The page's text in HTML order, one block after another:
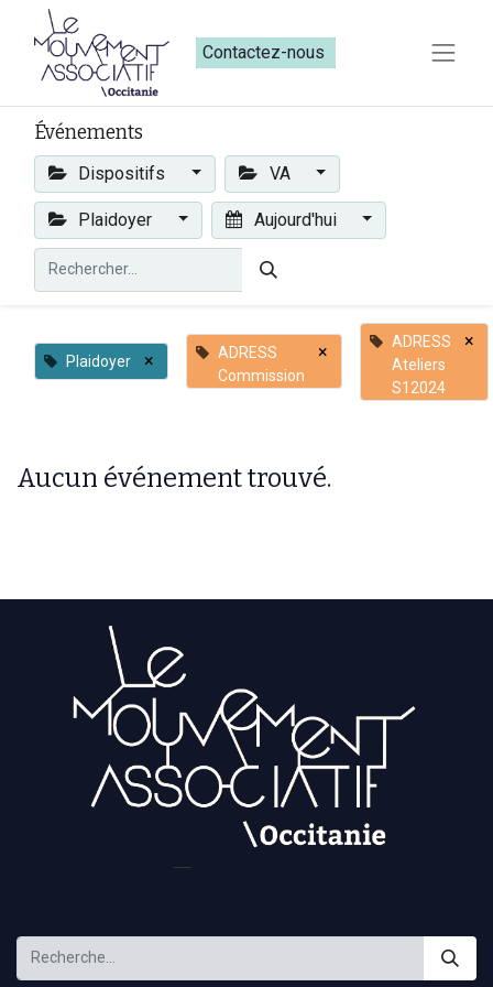
Contactez-nous​​
Événements
Dispositifs VA
Plaidoyer Aujourd'hui
Plaidoyer ×
ADRESS
Commission
×
ADRESS
Ateliers
S12024
×
Aucun événement trouvé.